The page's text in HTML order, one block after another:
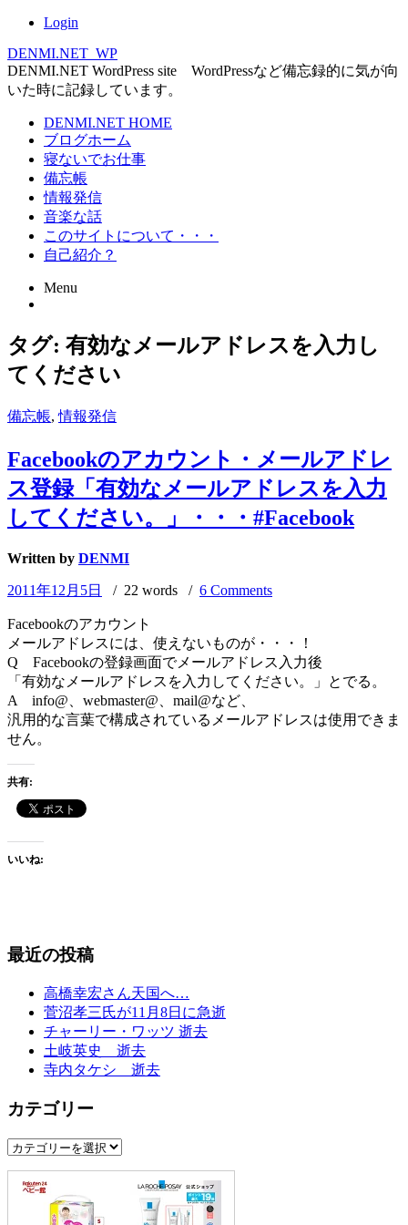
Login
DENMI.NET_WP
DENMI.NET WordPress site WordPressなど備忘録的に気が向
いた時に記録しています。
Main
menu
DENMI.NET HOME
ブログホーム
寝ないでお仕事
備忘帳
情報発信
音楽な話
このサイトについて・・・
自己紹介？
Menu
Skip
to
content
タグ: 有効なメールアドレスを入力し
てください
備忘帳,情報発信
Facebookのアカウント・メールアドレ
ス登録「有効なメールアドレスを入力
してください。」・・・#Facebook
Written by DENMI
2011年12月5日 / 22 words / 6 Comments
Facebookのアカウント
メールアドレスには、使えないものが・・・！
Q Facebookの登録画面でメールアドレス入力後
「有効なメールアドレスを入力してください。」とでる。
A info@、webmaster@、mail@など、
汎用的な言葉で構成されているメールアドレスは使用できま
せん。
共有:
いいね:
最近の投稿
高橋幸宏さん天国へ…
菅沼孝三氏が11月8日に急逝
チャーリー・ワッツ 逝去
土岐英史 逝去
寺内タケシ 逝去
カテゴリー
カ